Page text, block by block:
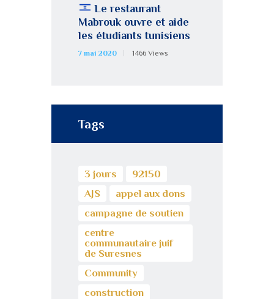
Le restaurant
Mabrouk ouvre et aide
les étudiants tunisiens
7 mai 2020 1466 Views
Tags
3 jours
92150
AJS
appel aux dons
campagne de soutien
centre
communautaire juif
de Suresnes
Community
construction